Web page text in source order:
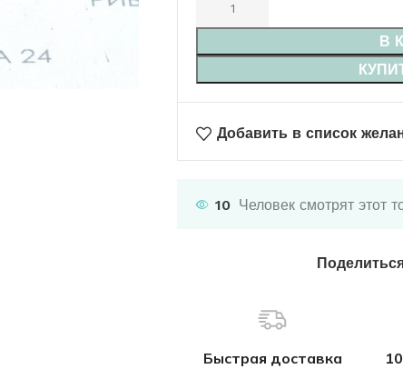
В
Добавить в список
10 Человек смотрят этот
Быстрая доставка